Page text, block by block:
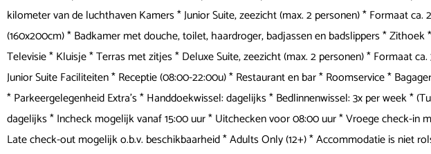
kilometer van de luchthaven Kamers * Junior Suite, zeezicht (max. 2 personen) * Formaat ca.
(160x200cm) * Badkamer met douche, toilet, haardroger, badjassen en badslippers *
Televisie * Kluisje * Terras met zitjes * Deluxe Suite, zeezicht (max. 2 personen) * Formaat
Junior Suite Faciliteiten * Receptie (08:00-22:00u) * Restaurant en bar * Roomservice *
* Parkeergelegenheid Extra's * Handdoekwissel: dagelijks * Bedlinnenwissel: 3x per week *
dagelijks * Incheck mogelijk vanaf 15:00 uur * Uitchecken voor 08:00 uur * Vroege check-in
Late check-out mogelijk o.b.v. beschikbaarheid * Adults Only (12+) * Accommodatie is niet